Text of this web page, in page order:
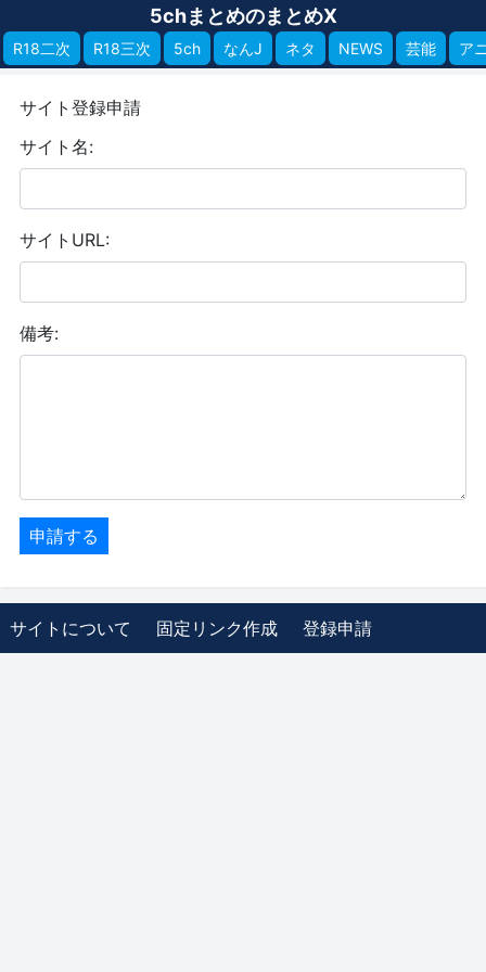
5chまとめのまとめX
R18二次 R18三次 5ch なんJ ネタ NEWS 芸能 ア
サイト登録申請
サイト名:
サイトURL:
備考:
申請する
サイトについて 固定リンク作成 登録申請